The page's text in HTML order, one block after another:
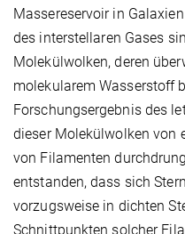
Massereservoir in
des interstellaren Gases
Molekülwolken, deren
molekularem Wasserstoff
Forschungsergebnis des
dieser Molekülwolken von
von Filamenten
entstanden, dass sich
vorzugsweise in dichten
Schnittpunkten solcher